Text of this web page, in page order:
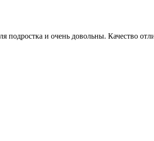
подростка и очень довольны. Качество